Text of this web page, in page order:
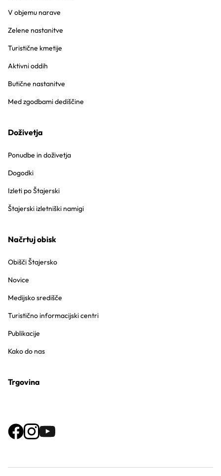
V objemu narave
Zelene nastanitve
Turistične kmetije
Aktivni oddih
Butične nastanitve
Med zgodbami dediščine
Doživetja
Ponudbe in doživetja
Dogodki
Izleti po Štajerski
Štajerski izletniški namigi
Načrtuj obisk
Obišči Štajersko
Novice
Medijsko središče
Turistično informacijski centri
Publikacije
Kako do nas
Trgovina